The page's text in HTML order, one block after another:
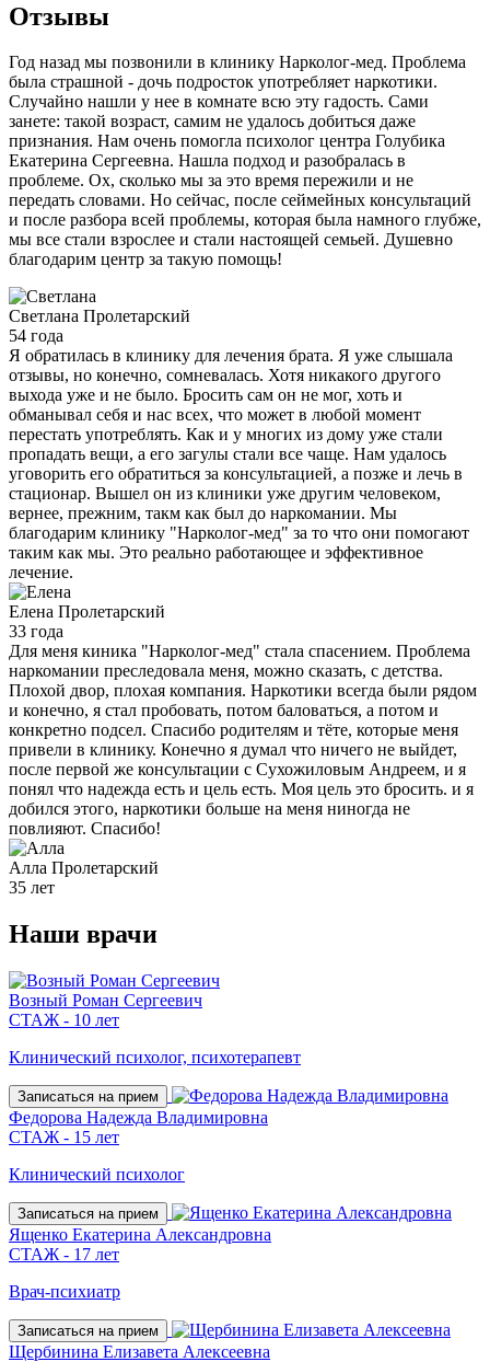
Отзывы
Год назад мы позвонили в клинику Нарколог-мед. Проблема
была страшной - дочь подросток употребляет наркотики.
Случайно нашли у нее в комнате всю эту гадость. Сами
занете: такой возраст, самим не удалось добиться даже
признания. Нам очень помогла психолог центра Голубика
Екатерина Сергеевна. Нашла подход и разобралась в
проблеме. Ох, сколько мы за это время пережили и не
передать словами. Но сейчас, после сеймейных консультаций
и после разбора всей проблемы, которая была намного глубже,
мы все стали взрослее и стали настоящей семьей. Душевно
благодарим центр за такую помощь!
Светлана Пролетарский
54 года
Я обратилась в клинику для лечения брата. Я уже слышала
отзывы, но конечно, сомневалась. Хотя никакого другого
выхода уже и не было. Бросить сам он не мог, хоть и
обманывал себя и нас всех, что может в любой момент
перестать употреблять. Как и у многих из дому уже стали
пропадать вещи, а его загулы стали все чаще. Нам удалось
уговорить его обратиться за консультацией, а позже и лечь в
стационар. Вышел он из клиники уже другим человеком,
вернее, прежним, такм как был до наркомании. Мы
благодарим клинику "Нарколог-мед" за то что они помогают
таким как мы. Это реально работающее и эффективное
лечение.
Елена Пролетарский
33 года
Для меня киника "Нарколог-мед" стала спасением. Проблема
наркомании преследовала меня, можно сказать, с детства.
Плохой двор, плохая компания. Наркотики всегда были рядом
и конечно, я стал пробовать, потом баловаться, а потом и
конкретно подсел. Спасибо родителям и тёте, которые меня
привели в клинику. Конечно я думал что ничего не выйдет,
после первой же консультации с Сухожиловым Андреем, и я
понял что надежда есть и цель есть. Моя цель это бросить. и я
добился этого, наркотики больше на меня ниногда не
повлияют. Спасибо!
Алла Пролетарский
35 лет
Наши врачи
Возный Роман Сергеевич
СТАЖ - 10 лет
Клинический психолог, психотерапевт
Записаться на прием
Федорова Надежда Владимировна
СТАЖ - 15 лет
Клинический психолог
Записаться на прием
Ященко Екатерина Александровна
СТАЖ - 17 лет
Врач-психиатр
Записаться на прием
Щербинина Елизавета Алексеевна